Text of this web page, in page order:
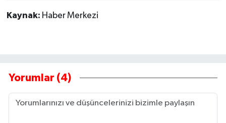
Kaynak: Haber Merkezi
Yorumlar (4)